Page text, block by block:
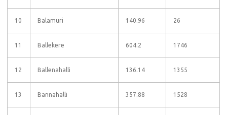
10 Balamuri 140.96 26
11 Ballekere 604.2 1746
12 Ballenahalli 136.14 1355
13 Bannahalli 357.88 1528